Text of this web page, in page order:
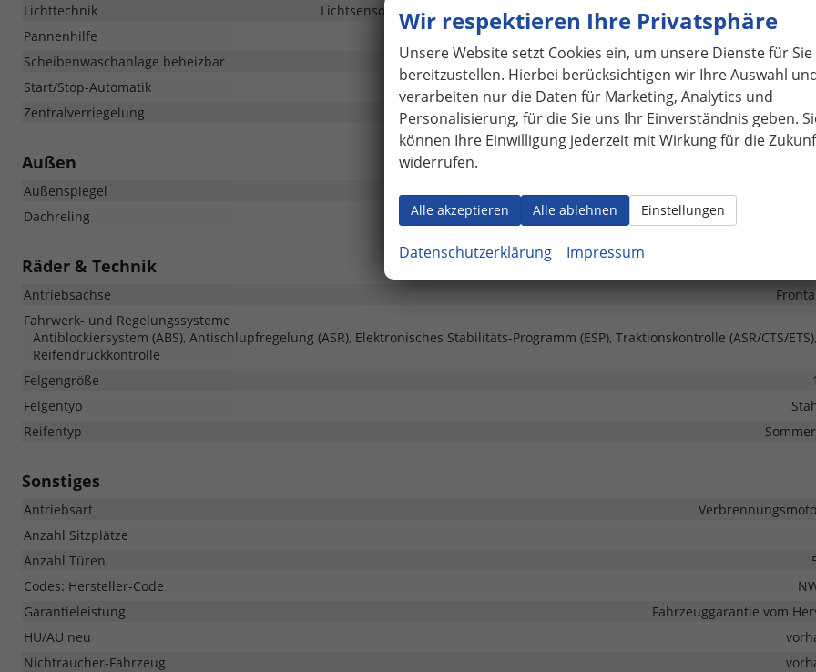
Lichttechnik
Lichtsensor, Nebelscheinwerfer, LED-Rückleuchten, LED-Scheinwerfer, LED-
Pannenhilfe
Scheibenwaschanlage beheizbar
Start/Stop-Automatik
Zentralverriegelung
Zentralverriegelung, Zentralverriegelung mit
Außen
Außenspiegel
Außenspiegel beheizbar, Außenspiegel elektrisch
Dachreling
vorhanden, in
Räder & Technik
Antriebsachse
Fahrwerk- und Regelungssysteme
Antiblockiersystem (ABS), Antischlupfregelung (ASR), Elektronisches Stabilitäts-Programm (ESP), Traktionskontrolle (ASR/CTS/ETS),
Reifendruckkontrolle
Felgengröße
Felgentyp
Reifentyp
Sonstiges
Antriebsart
Anzahl Sitzplätze
Anzahl Türen
Codes: Hersteller-Code
Garantieleistung
Fahrzeuggarantie vom
HU/AU neu
Nichtraucher-Fahrzeug
Wir respektieren Ihre Privatsphäre
Unsere Website setzt Cookies ein, um unsere Dienste für Sie
bereitzustellen. Hierbei berücksichtigen wir Ihre Auswahl
verarbeiten nur die Daten für Marketing, Analytics und
Personalisierung, für die Sie uns Ihr Einverständnis geben.
können Ihre Einwilligung jederzeit mit Wirkung für die
widerrufen.
Alle akzeptieren Alle ablehnen Einstellungen
Datenschutzerklärung Impressum